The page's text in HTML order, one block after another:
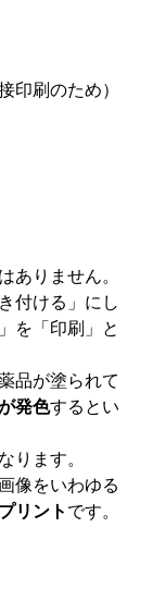
印刷のため）
ありません。
付ける」にし
を「印刷」と
品が塗られて
発色するとい
ります。
像をいわゆる
リント です。